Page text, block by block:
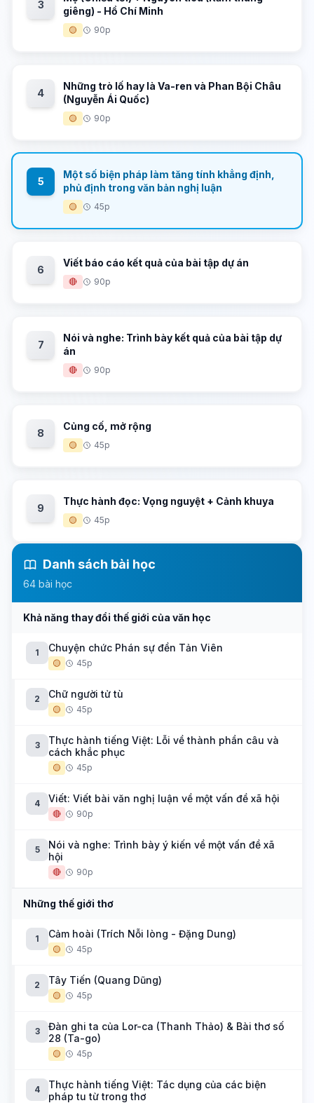
3
giêng) - Hồ Chí Minh
🟡 90p
4
Những trò lố hay là Va-ren và Phan Bội Châu
(Nguyễn Ái Quốc)
🟡 90p
5
Một số biện pháp làm tăng tính khẳng định,
phủ định trong văn bản nghị luận
🟡 45p
6
Viết báo cáo kết quả của bài tập dự án
🔴 90p
7
Nói và nghe: Trình bày kết quả của bài tập dự
án
🔴 90p
8
Củng cố, mở rộng
🟡 45p
9
Thực hành đọc: Vọng nguyệt + Cảnh khuya
🟡 45p
Danh sách bài học
64 bài học
Khả năng thay đổi thế giới của văn học
1 Chuyện chức Phán sự đền Tản Viên
🟡 45p
2 Chữ người tử tù
🟡 45p
3
Thực hành tiếng Việt: Lỗi về thành phần câu và
cách khắc phục
🟡 45p
4 Viết: Viết bài văn nghị luận về một vấn đề xã hội
🔴 90p
5
Nói và nghe: Trình bày ý kiến về một vấn đề xã
hội
🔴 90p
Những thế giới thơ
1 Cảm hoài (Trích Nỗi lòng - Đặng Dung)
🟡 45p
2 Tây Tiến (Quang Dũng)
🟡 45p
3
Đàn ghi ta của Lor-ca (Thanh Thảo) & Bài thơ số
28 (Ta-go)
🟡 45p
4
Thực hành tiếng Việt: Tác dụng của các biện
pháp tu từ trong thơ